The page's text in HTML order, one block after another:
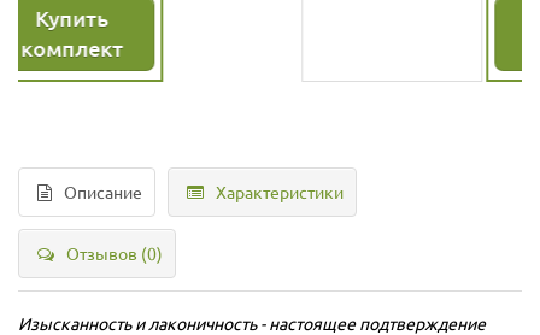
Описание Характеристики
Отзывов (0)
Изысканность и лаконичность - настоящее подтверждение